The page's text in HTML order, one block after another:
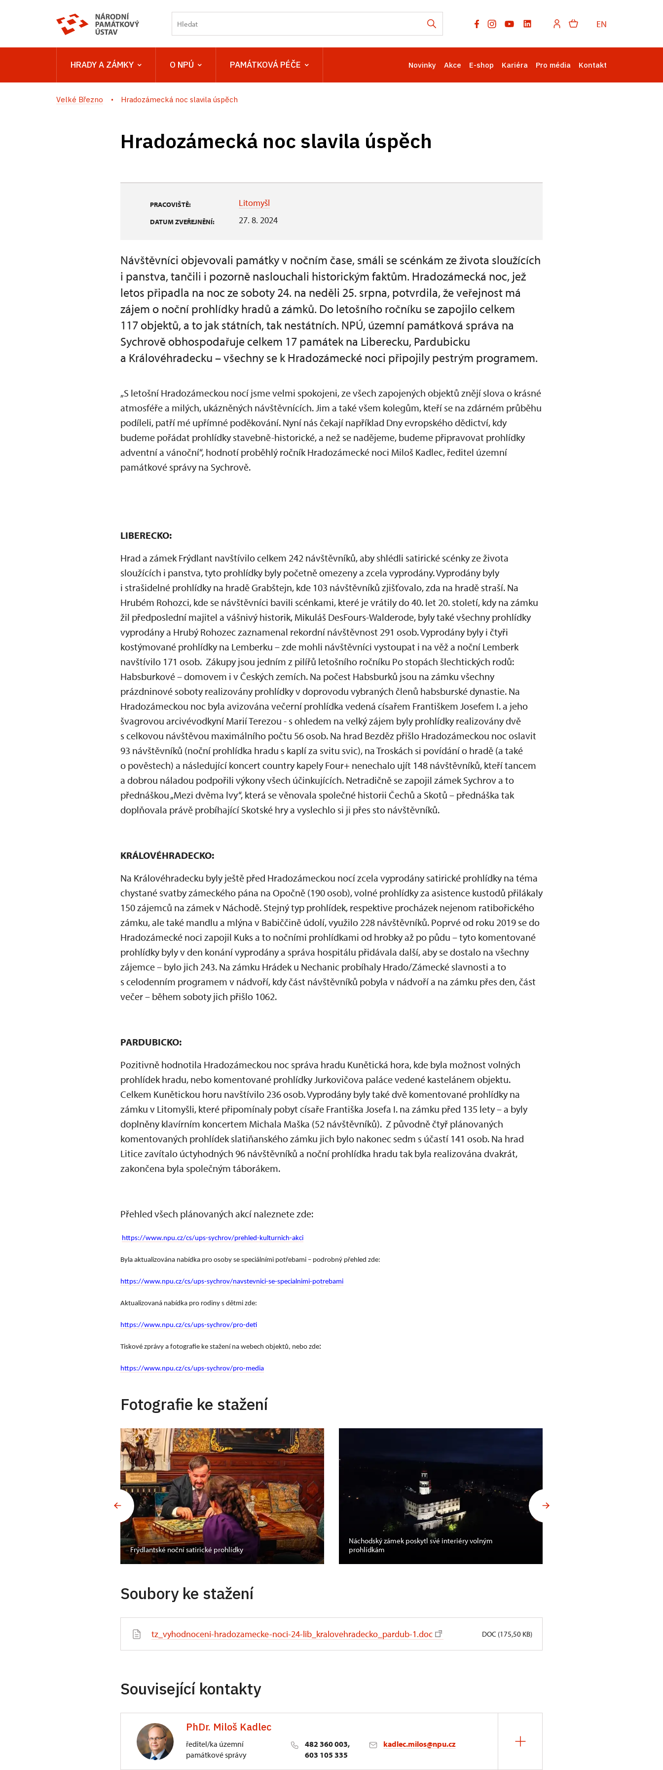
EN
HRADY A ZÁMKY O NPÚ PAMÁTKOVÁ PÉČE Novinky Akce E-shop Kariéra Pro média Kontakt
Velké Březno Hradozámecká noc slavila úspěch
Hradozámecká noc slavila úspěch
PRACOVIŠTĚ: Litomyšl
DATUM ZVEŘEJNĚNÍ: 27. 8. 2024
Návštěvníci objevovali památky v nočním čase, smáli se scénkám ze života sloužících
i panstva, tančili i pozorně naslouchali historickým faktům. Hradozámecká noc, jež
letos připadla na noc ze soboty 24. na neděli 25. srpna, potvrdila, že veřejnost má
zájem o noční prohlídky hradů a zámků. Do letošního ročníku se zapojilo celkem
117 objektů, a to jak státních, tak nestátních. NPÚ, územní památková správa na
Sychrově obhospodařuje celkem 17 památek na Liberecku, Pardubicku
a Královéhradecku – všechny se k Hradozámecké noci připojily pestrým programem.
„S letošní Hradozámeckou nocí jsme velmi spokojeni, ze všech zapojených objektů znějí slova o krásné
atmosféře a milých, ukázněných návštěvnících. Jim a také všem kolegům, kteří se na zdárném průběhu
podíleli, patří mé upřímné poděkování. Nyní nás čekají například Dny evropského dědictví, kdy
budeme pořádat prohlídky stavebně-historické, a než se nadějeme, budeme připravovat prohlídky
adventní a vánoční“, hodnotí proběhlý ročník Hradozámecké noci Miloš Kadlec, ředitel územní
památkové správy na Sychrově.
LIBERECKO:
Hrad a zámek Frýdlant navštívilo celkem 242 návštěvníků, aby shlédli satirické scénky ze života
sloužících i panstva, tyto prohlídky byly početně omezeny a zcela vyprodány. Vyprodány byly
i strašidelné prohlídky na hradě Grabštejn, kde 103 návštěvníků zjišťovalo, zda na hradě straší. Na
Hrubém Rohozci, kde se návštěvníci bavili scénkami, které je vrátily do 40. let 20. století, kdy na zámku
žil předposlední majitel a vášnivý historik, Mikuláš DesFours-Walderode, byly také všechny prohlídky
vyprodány a Hrubý Rohozec zaznamenal rekordní návštěvnost 291 osob. Vyprodány byly i čtyři
kostýmované prohlídky na Lemberku – zde mohli návštěvníci vystoupat i na věž a noční Lemberk
navštívilo 171 osob. Zákupy jsou jedním z pilířů letošního ročníku Po stopách šlechtických rodů:
Habsburkové – domovem i v Českých zemích. Na počest Habsburků jsou na zámku všechny
prázdninové soboty realizovány prohlídky v doprovodu vybraných členů habsburské dynastie. Na
Hradozámeckou noc byla avizována večerní prohlídka vedená císařem Františkem Josefem I. a jeho
švagrovou arcivévodkyní Marií Terezou - s ohledem na velký zájem byly prohlídky realizovány dvě
s celkovou návštěvou maximálního počtu 56 osob. Na hrad Bezděz přišlo Hradozámeckou noc oslavit
93 návštěvníků (noční prohlídka hradu s kaplí za svitu svic), na Troskách si povídání o hradě (a také
o pověstech) a následující koncert country kapely Four+ nenechalo ujít 148 návštěvníků, kteří tancem
a dobrou náladou podpořili výkony všech účinkujících. Netradičně se zapojil zámek Sychrov a to
přednáškou „Mezi dvěma lvy“, která se věnovala společné historii Čechů a Skotů – přednáška tak
doplňovala právě probíhající Skotské hry a vyslechlo si ji přes sto návštěvníků.
KRÁLOVÉHRADECKO:
Na Královéhradecku byly ještě před Hradozámeckou nocí zcela vyprodány satirické prohlídky na téma
chystané svatby zámeckého pána na Opočně (190 osob), volné prohlídky za asistence kustodů přilákaly
150 zájemců na zámek v Náchodě. Stejný typ prohlídek, respektive procházek nejenom ratibořického
zámku, ale také mandlu a mlýna v Babiččině údolí, využilo 228 návštěvníků. Poprvé od roku 2019 se do
Hradozámecké noci zapojil Kuks a to nočními prohlídkami od hrobky až po půdu – tyto komentované
prohlídky byly v den konání vyprodány a správa hospitálu přidávala další, aby se dostalo na všechny
zájemce – bylo jich 243. Na zámku Hrádek u Nechanic probíhaly Hrado/Zámecké slavnosti a to
s celodenním programem v nádvoří, kdy část návštěvníků pobyla v nádvoří a na zámku přes den, část
večer – během soboty jich přišlo 1062.
PARDUBICKO:
Pozitivně hodnotila Hradozámeckou noc správa hradu Kunětická hora, kde byla možnost volných
prohlídek hradu, nebo komentované prohlídky Jurkovičova paláce vedené kastelánem objektu.
Celkem Kunětickou horu navštívilo 236 osob. Vyprodány byly také dvě komentované prohlídky na
zámku v Litomyšli, které připomínaly pobyt císaře Františka Josefa I. na zámku před 135 lety – a byly
doplněny klavírním koncertem Michala Maška (52 návštěvníků). Z původně čtyř plánovaných
komentovaných prohlídek slatiňanského zámku jich bylo nakonec sedm s účastí 141 osob. Na hrad
Litice zavítalo úctyhodných 96 návštěvníků a noční prohlídka hradu tak byla realizována dvakrát,
zakončena byla společným táborákem.
Přehled všech plánovaných akcí naleznete zde:
https://www.npu.cz/cs/ups-sychrov/prehled-kulturnich-akci
Byla aktualizována nabídka pro osoby se speciálními potřebami – podrobný přehled zde:
https://www.npu.cz/cs/ups-sychrov/navstevnici-se-specialnimi-potrebami
Aktualizovaná nabídka pro rodiny s dětmi zde:
https://www.npu.cz/cs/ups-sychrov/pro-deti
Tiskové zprávy a fotografie ke stažení na webech objektů, nebo zde:
https://www.npu.cz/cs/ups-sychrov/pro-media
Fotografie ke stažení
Frýdlantské noční satirické prohlídky
Náchodský zámek poskytl své interiéry volným
prohlídkám
Soubory ke stažení
tz_vyhodnoceni-hradozamecke-noci-24-lib_kralovehradecko_pardub-1.doc DOC (175,50 KB)
Související kontakty
PhDr. Miloš Kadlec
ředitel/ka územní
památkové správy
482 360 003,
603 105 335
kadlec.milos@npu.cz